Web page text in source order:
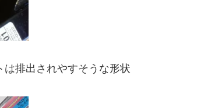
排出されやすそうな形状